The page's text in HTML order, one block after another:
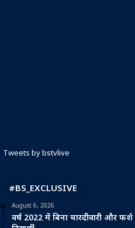
Tweets by bstvlive
#BS_EXCLUSIVE
August 6, 2026
वर्ष 2022 में बिना चारदीवारी और